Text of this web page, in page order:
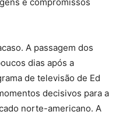
e compromissos
A passagem dos
dias após a
de televisão de Ed
decisivos para a
norte-americano. A